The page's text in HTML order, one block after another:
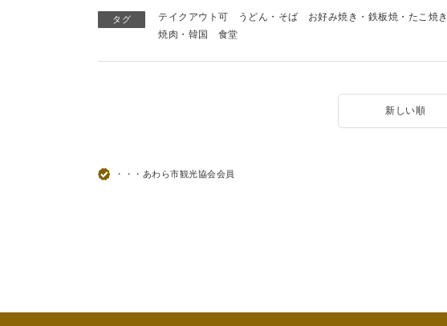
タグ テイクアウト可 うどん・そば お好み焼き・鉄板焼・たこ焼き
焼肉・韓国
食堂
新しい順
・・・あわら市観光協会会員